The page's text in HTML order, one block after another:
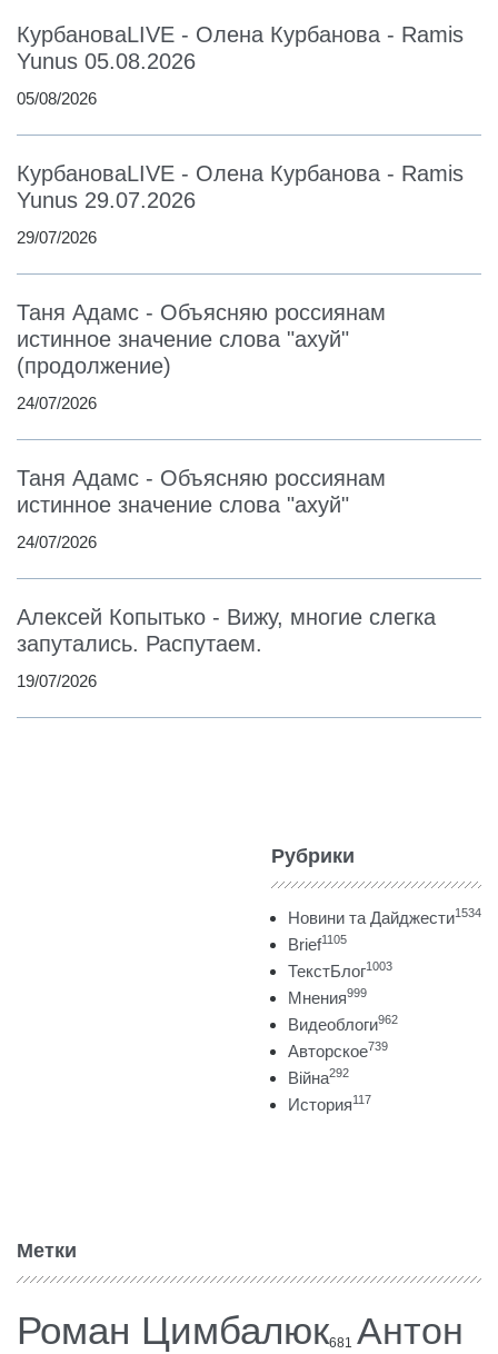
КурбановаLIVE - Олена Курбанова - Ramis
Yunus 05.08.2026
05/08/2026
КурбановаLIVE - Олена Курбанова - Ramis
Yunus 29.07.2026
29/07/2026
Таня Адамс - Объясняю россиянам
истинное значение слова "ахуй"
(продолжение)
24/07/2026
Таня Адамс - Объясняю россиянам
истинное значение слова "ахуй"
24/07/2026
Алексей Копытько - Вижу, многие слегка
запутались. Распутаем.
19/07/2026
Рубрики
Новини та Дайджести1534
Brief1105
ТекстБлог1003
Мнения999
Видеоблоги962
Авторское739
Війна292
История117
Метки
Роман Цимбалюк681 Антон